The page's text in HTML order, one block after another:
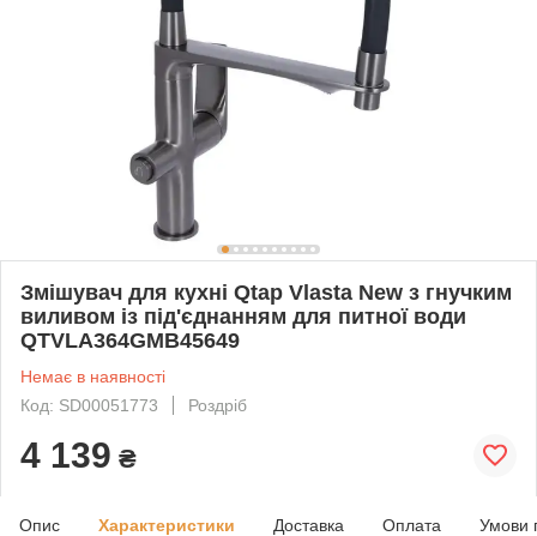
Змішувач для кухні Qtap Vlasta New з гнучким
виливом із під'єднанням для питної води
QTVLA364GMB45649
Немає в наявності
Код: SD00051773
Роздріб
4 139 ₴
Опис Характеристики Доставка Оплата Умови